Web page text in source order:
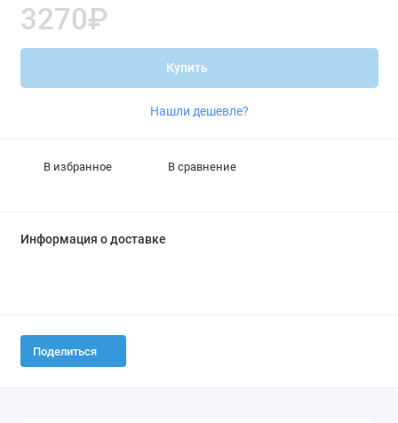
3270₽
Купить
Нашли дешевле?
В избранное В сравнение
Информация о доставке
Поделиться